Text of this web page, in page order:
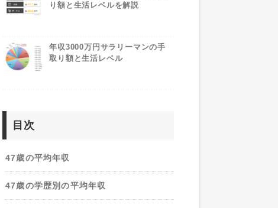
り額と生活レベルを解説
年収3000万円サラリーマンの手
取り額と生活レベル
目次
47歳の平均年収
47歳の学歴別の平均年収